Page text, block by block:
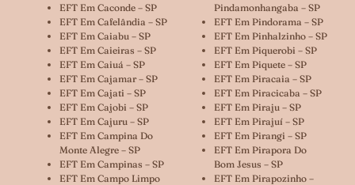
EFT Em Caconde – SP
EFT Em Cafelândia – SP
EFT Em Caiabu – SP
EFT Em Caieiras – SP
EFT Em Caiuá – SP
EFT Em Cajamar – SP
EFT Em Cajati – SP
EFT Em Cajobi – SP
EFT Em Cajuru – SP
EFT Em Campina Do
Monte Alegre – SP
EFT Em Campinas – SP
EFT Em Campo Limpo
Pindamonhangaba – SP
EFT Em Pindorama – SP
EFT Em Pinhalzinho – SP
EFT Em Piquerobi – SP
EFT Em Piquete – SP
EFT Em Piracaia – SP
EFT Em Piracicaba – SP
EFT Em Piraju – SP
EFT Em Pirajuí – SP
EFT Em Pirangi – SP
EFT Em Pirapora Do
Bom Jesus – SP
EFT Em Pirapozinho –